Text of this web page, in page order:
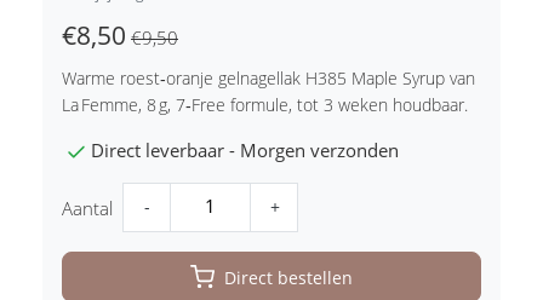
€8,50 €9,50
Warme roest‑oranje gelnagellak H385 Maple Syrup van
La Femme, 8 g, 7‑Free formule, tot 3 weken houdbaar.
Direct leverbaar - Morgen verzonden
Aantal - +
Direct bestellen